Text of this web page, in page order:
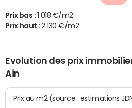
Prix bas :
1 018 €/m2
Prix haut :2 130 €/m2
Evolution des prix
Ain
Prix au m2 (source : estimations